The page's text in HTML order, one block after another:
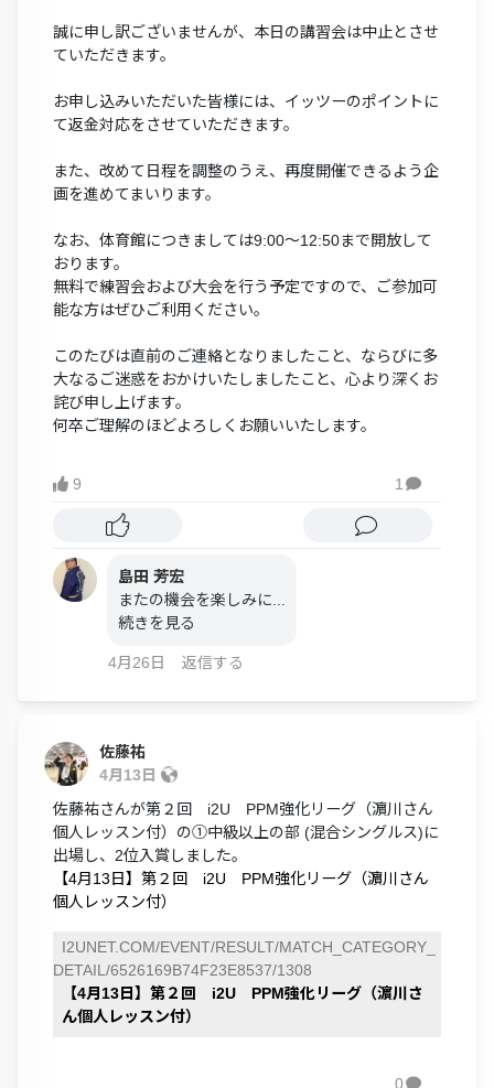
誠に申し訳ございませんが、本日の講習会は中止とさせ
ていただきます。
お申し込みいただいた皆様には、イッツーのポイントに
て返金対応をさせていただきます。
また、改めて日程を調整のうえ、再度開催できるよう企
画を進めてまいります。
なお、体育館につきましては9:00〜12:50まで開放して
おります。
無料で練習会および大会を行う予定ですので、ご参加可
能な方はぜひご利用ください。
このたびは直前のご連絡となりましたこと、ならびに多
大なるご迷惑をおかけいたしましたこと、心より深くお
詫び申し上げます。
何卒ご理解のほどよろしくお願いいたします。
9 1 
島田 芳宏
またの機会を楽しみに...
続きを見る
4月26日 返信する
佐藤祐
4月13日
佐藤祐さんが第２回 i2U PPM強化リーグ（濵川さん
個人レッスン付）の①中級以上の部 (混合シングルス)に
出場し、2位入賞しました。
【4月13日】第２回 i2U PPM強化リーグ（濵川さん
個人レッスン付）
I2UNET.COM/EVENT/RESULT/MATCH_CATEGORY_
DETAIL/6526169B74F23E8537/1308
【4月13日】第２回 i2U PPM強化リーグ（濵川さ
ん個人レッスン付）
0